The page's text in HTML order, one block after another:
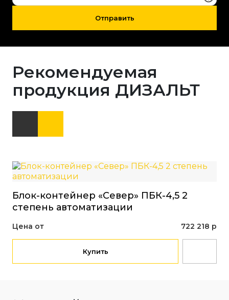
Отправить
Рекомендуемая
продукция ДИЗАЛЬТ
Блок-контейнер «Север» ПБК-4,5 2
степень автоматизации
Цена от 722 218 р
Купить